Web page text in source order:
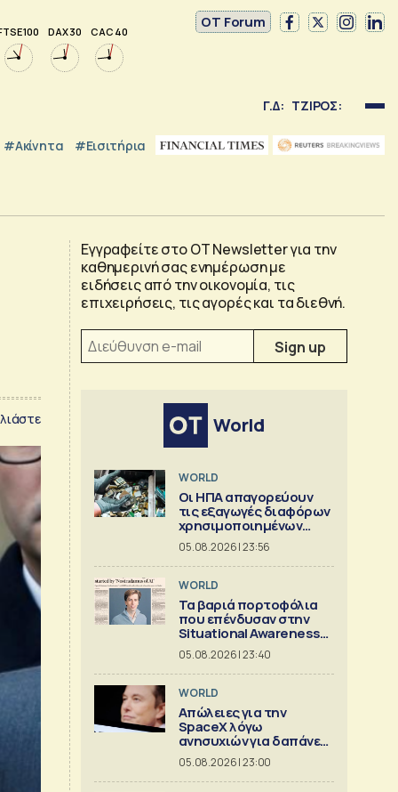
100 DAX 30 CAC 40
OT Forum
Γ.Δ: ΤΖΙΡΟΣ:
#Ακίνητα #εισιτήρια
Εγγραφείτε στο OT Newsletter για την
καθημερινή σας ενημέρωση με
ειδήσεις από την οικονομία, τις
επιχειρήσεις, τις αγορές και τα διεθνή.
World
WORLD
Οι ΗΠΑ απαγορεύουν
τις εξαγωγές διαφόρων
χρησιμοποιημένων
κρίσιμων ορυκτών
05.08.2026 | 23:56
WORLD
Τα βαριά πορτοφόλια
που επένδυσαν στην
Situational Awareness
πριν καταρρεύσει
05.08.2026 | 23:40
WORLD
Απώλειες για την
SpaceX λόγω
ανησυχιών για δαπάνες
ΑΙ
05.08.2026 | 23:00